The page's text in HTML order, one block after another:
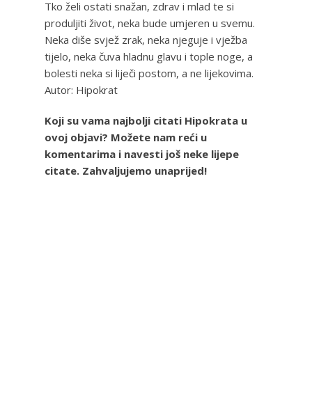
Tko želi ostati snažan, zdrav i mlad te si
produljiti život, neka bude umjeren u svemu.
Neka diše svjež zrak, neka njeguje i vježba
tijelo, neka čuva hladnu glavu i tople noge, a
bolesti neka si liječi postom, a ne lijekovima.
Autor: Hipokrat
Koji su vama najbolji citati Hipokrata u
ovoj objavi? Možete nam reći u
komentarima i navesti još neke lijepe
citate. Zahvaljujemo unaprijed!